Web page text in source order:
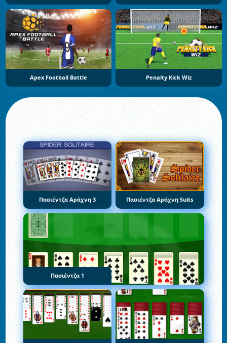
Apex Football Battle Penalty Kick Wiz
Πασιέντζα Αράχνη 3 Πασιέντζα Αράχνη Suits
Πασιέντζα 1